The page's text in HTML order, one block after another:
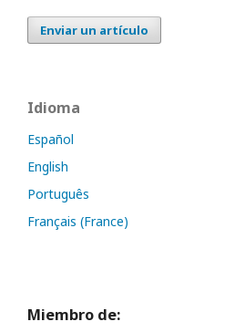
Enviar un artículo
Idioma
Español
English
Português
Français (France)
Miembro de: